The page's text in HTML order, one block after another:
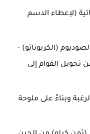
(لإعطاء الدسم
(الكربوناتو) -
القوام إلى
وبناءً على ملوحة